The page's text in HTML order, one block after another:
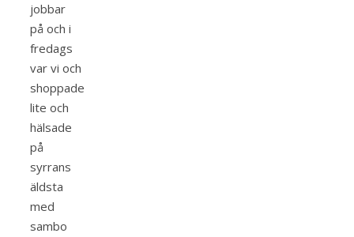
jobbar
på och i
fredags
var vi och
shoppade
lite och
hälsade
på
syrrans
äldsta
med
sambo